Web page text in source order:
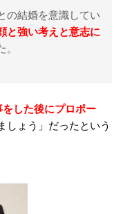
の結婚を意識してい
と強い考えと意志に
した後にプロポー
しょう」だったという